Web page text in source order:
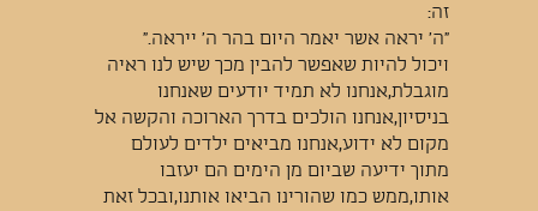
זה:
"ה’ יראה אשר יאמר היום בהר ה’ ייראה."
ויכול להיות שאפשר להבין מכך שיש לנו ראיה
מוגבלת,אנחנו לא תמיד יודעים שאנחנו
בניסיון,אנחנו הולכים בדרך הארוכה והקשה אל
מקום לא ידוע,אנחנו מביאים ילדים לעולם
מתוך ידיעה שביום מן הימים הם יעזבו
אותו,ממש כמו שהורינו הביאו אותנו,ובכל זאת